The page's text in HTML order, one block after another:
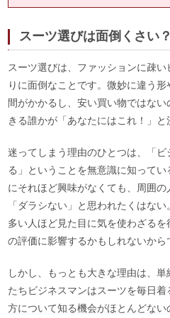
スーツ選びは面倒くさい？
スーツ選びは、ファッションに疎
りに面倒なことです。微妙に違う
間がかかるし、安い買い物ではな
きる誰かが「あなたにはこれ！」と
迷ってしまう理由のひとつは、「
る」ということを無意識に知って
にそれほど興味がなくても、周囲の
「ダラシない」と思われたくはな
多い人ほど見た目に気を使わざる
の評価に影響するかもしれないから
しかし、もっとも大きな理由は、
たちビジネスマンはスーツを毎日
方について知る機会がほとんどない